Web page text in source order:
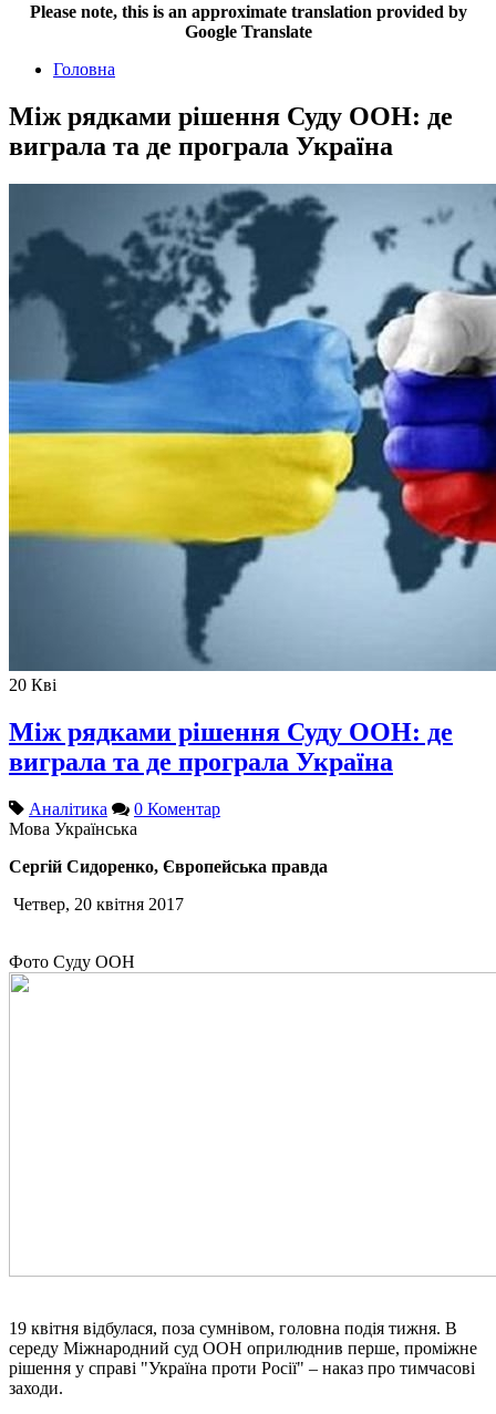
Please note, this is an approximate translation provided by
Google Translate
Головна
Між рядками рішення Суду ООН: де
виграла та де програла Україна
20 Кві
Між рядками рішення Суду ООН: де
виграла та де програла Україна
Аналітика
0 Коментар
Мова Українська
Сергій Сидоренко, Європейська правда
Четвер, 20 квітня 2017
Фото Суду ООН
19 квітня відбулася, поза сумнівом, головна подія тижня. В
середу Міжнародний суд ООН оприлюднив перше, проміжне
рішення у справі "Україна проти Росії" – наказ про тимчасові
заходи.